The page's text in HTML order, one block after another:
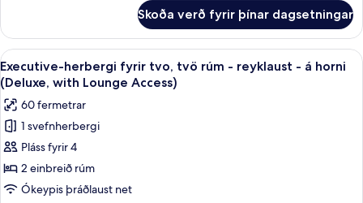
with
Lounge
Access)
herbergi
á
horni
(Deluxe
King,
with
Lounge
Access)
Skoða verð fyrir þínar dagsetningar
Skoða
allar
myndir
fyrir
Executive-
herbergi
fyrir
tvo,
Executive-herbergi fyrir tvo, tvö
26
Executive-herbergi fyrir tvo, tvö rúm - reyklaust - á horni
(Deluxe, with Lounge Access)
60 fermetrar
1 svefnherbergi
Pláss fyrir 4
2 einbreið rúm
Ókeypis þráðlaust net